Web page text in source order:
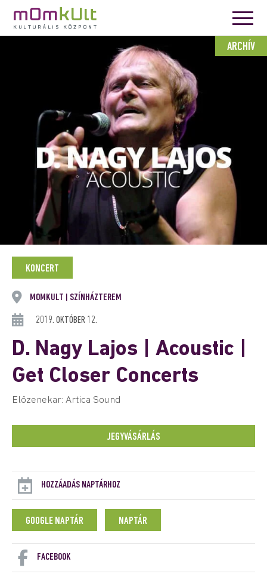
ARCHÍV
KONCERT
MOMKULT SZÍNHÁZTEREM
2019. OKTÓBER 12.
D. Nagy Lajos | Acoustic |
Get Closer Concerts
Előzenekar: Artica Sound
JEGYVÁSÁRLÁS
HOZZÁADÁS NAPTÁRHOZ
GOOGLE NAPTÁR NAPTÁR
FACEBOOK